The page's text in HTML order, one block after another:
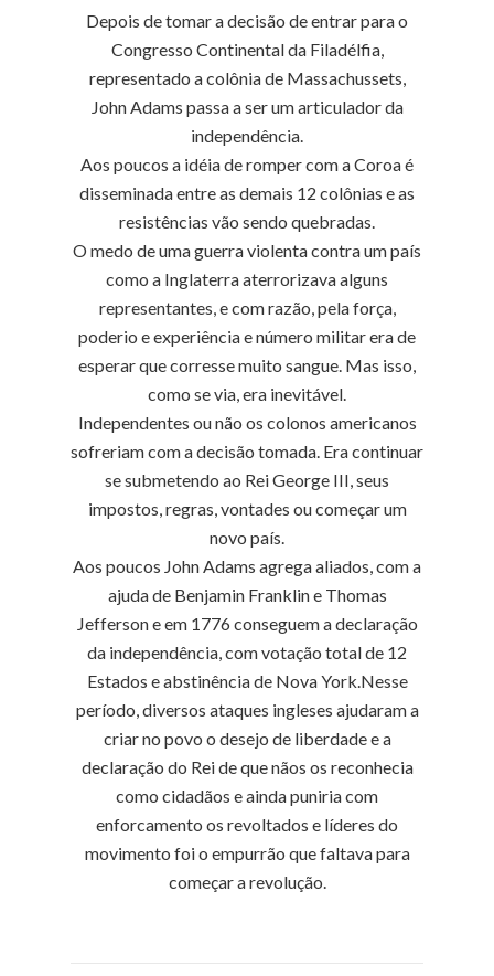
Depois de tomar a decisão de entrar para o
Congresso Continental da Filadélfia,
representado a colônia de Massachussets,
John Adams passa a ser um articulador da
independência.
Aos poucos a idéia de romper com a Coroa é
disseminada entre as demais 12 colônias e as
resistências vão sendo quebradas.
O medo de uma guerra violenta contra um país
como a Inglaterra aterrorizava alguns
representantes, e com razão, pela força,
poderio e experiência e número militar era de
esperar que corresse muito sangue. Mas isso,
como se via, era inevitável.
Independentes ou não os colonos americanos
sofreriam com a decisão tomada. Era continuar
se submetendo ao Rei George III, seus
impostos, regras, vontades ou começar um
novo país.
Aos poucos John Adams agrega aliados, com a
ajuda de Benjamin Franklin e Thomas
Jefferson e em 1776 conseguem a declaração
da independência, com votação total de 12
Estados e abstinência de Nova York.Nesse
período, diversos ataques ingleses ajudaram a
criar no povo o desejo de liberdade e a
declaração do Rei de que nãos os reconhecia
como cidadãos e ainda puniria com
enforcamento os revoltados e líderes do
movimento foi o empurrão que faltava para
começar a revolução.